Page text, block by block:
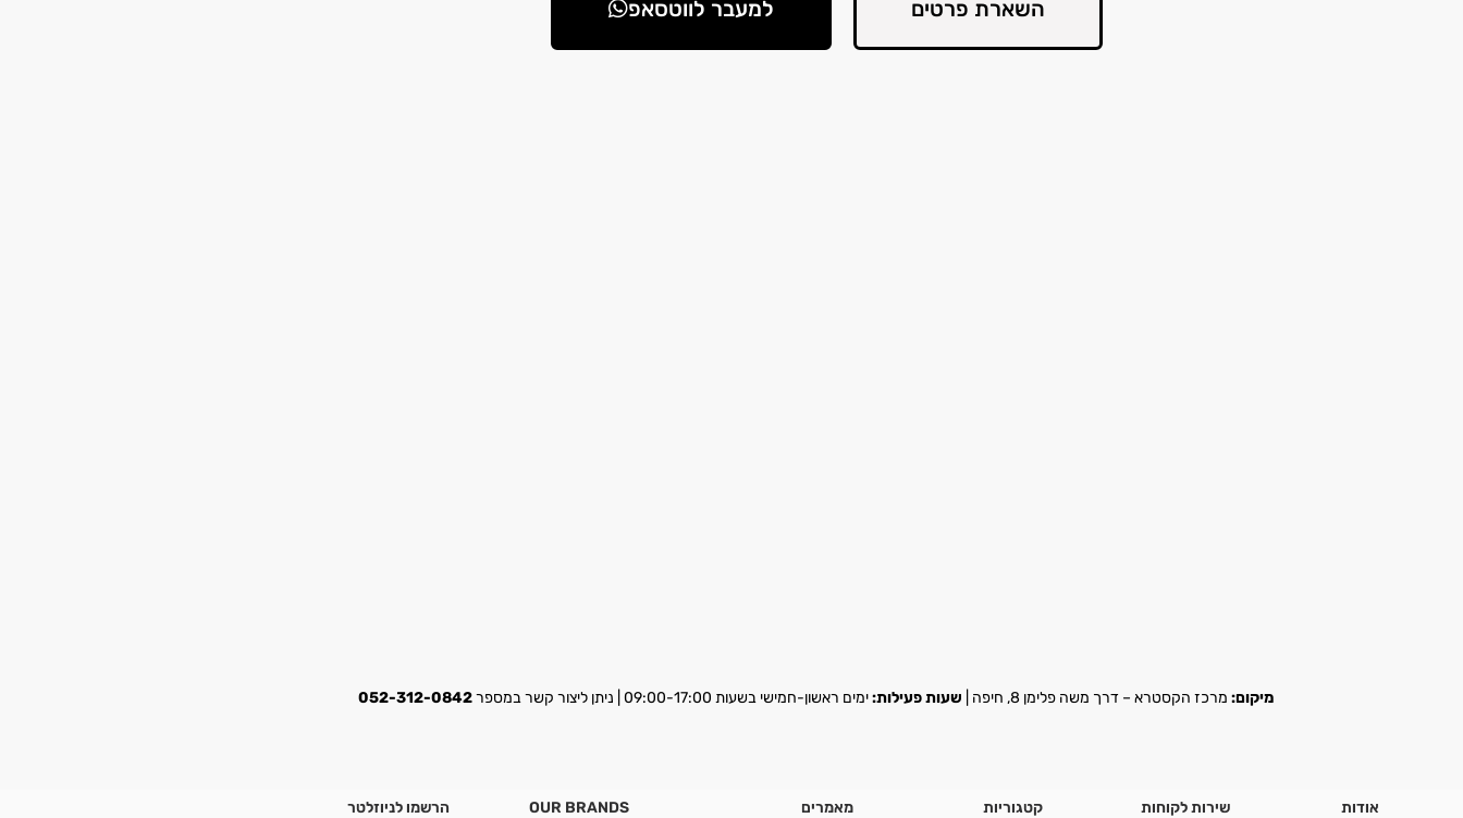
השארת פרטים למעבר לווטסאפ
מיקום: מרכז הקסטרא – דרך משה פלימן 8, חיפה | שעות פעילות:ימים ראשון-חמישי בשעות 09:00-17:00 | ניתן ליצור קשר במספר 052-312-0842
אודות שירות לקוחות קטגוריות מאמרים OUR BRANDS הרשמו לניוזלטר